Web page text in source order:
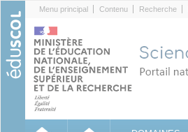
Menu principal Contenu Recherche